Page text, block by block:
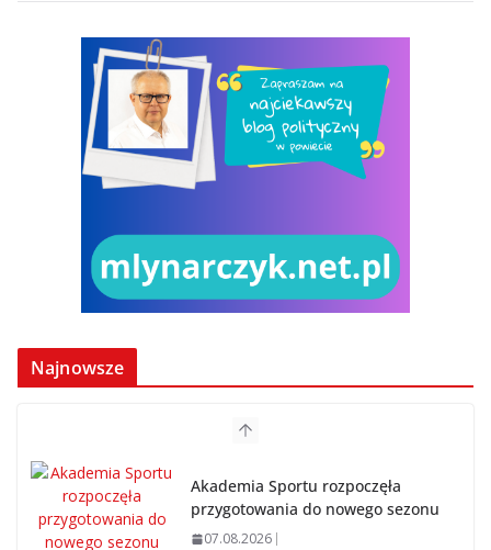
Najnowsze
Akademia Sportu rozpoczęła
przygotowania do nowego sezonu
07.08.2026